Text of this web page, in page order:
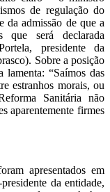
de regulação do
da admissão de que a
será declarada
presidente da
Sobre a posição
“Saímos das
estranhos morais, ou
Sanitária não
aparentemente firmes
apresentados em
da entidade,